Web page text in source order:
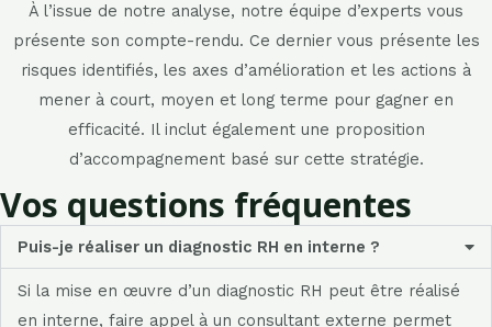
À l’issue de notre analyse, notre équipe d’experts vous
présente son compte-rendu. Ce dernier vous présente les
risques identifiés, les axes d’amélioration et les actions à
mener à court, moyen et long terme pour gagner en
efficacité. Il inclut également une proposition
d’accompagnement basé sur cette stratégie.
Vos questions fréquentes
Puis-je réaliser un diagnostic RH en interne ?
Si la mise en œuvre d’un diagnostic RH peut être réalisé
en interne, faire appel à un consultant externe permet